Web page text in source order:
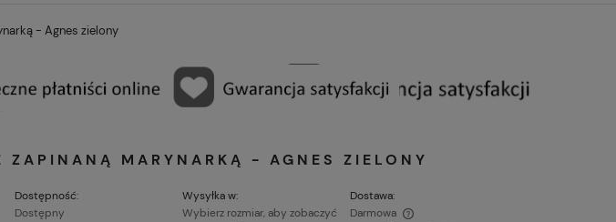
Skontaktuj się z Nami!
- Agnes zielony
MARYNARKĄ - AGNES ZIELONY
Dostępność:
Dostępny
Wysyłka w:
Wybierz rozmiar, aby zobaczyć
Dostawa:
Darmowa